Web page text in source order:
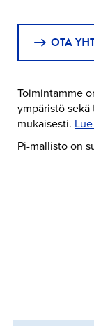
OTA
Toimintamme
ympäristö
mukaisesti.
Pi-mallisto on